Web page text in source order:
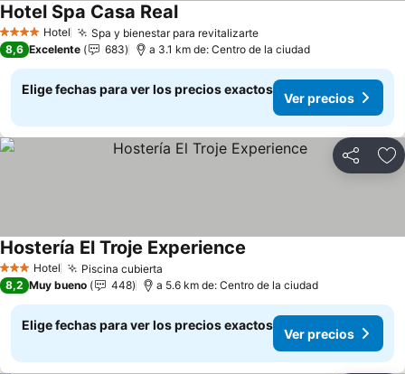
4 EstrellasHotel Spa y bienestar para revitalizarteVer precios
Hotel Spa Casa RealVer precios
8,6 Excelente 683 a 3.1 km de: Centro de la ciudad
Elige fechas para ver los precios exactos
Ver precios
Compartir
3 Estrellas
Hotel Piscina cubierta
Hostería El Troje Experience
8,2 Muy bueno 448 a 5.6 km de: Centro de la ciudad
Elige fechas para ver los precios exactos
Ver precios